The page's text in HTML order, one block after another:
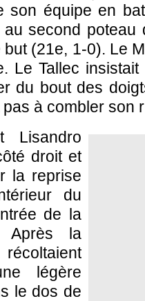
son équipe en
second poteau
but (21e, 1-0). Le
Le Tallec
du bout des
à combler son
Lisandro
droit et
la reprise
du
de la
Après la
légère
le dos de